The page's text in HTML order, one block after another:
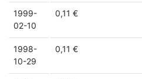
1999-
02-10
0,11 €
1998-
10-29
0,11 €